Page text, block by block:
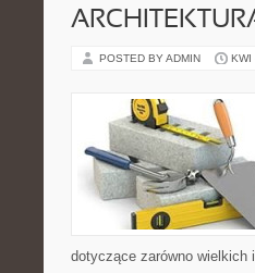
POSTED BY ADMIN KWI
dotyczące zarówno wielkich